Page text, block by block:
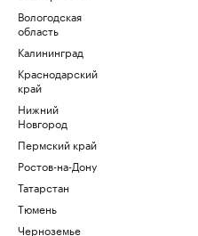
Вологодская
область
Калининград
Краснодарский
край
Нижний
Новгород
Пермский край
Ростов-на-Дону
Татарстан
Тюмень
Черноземье